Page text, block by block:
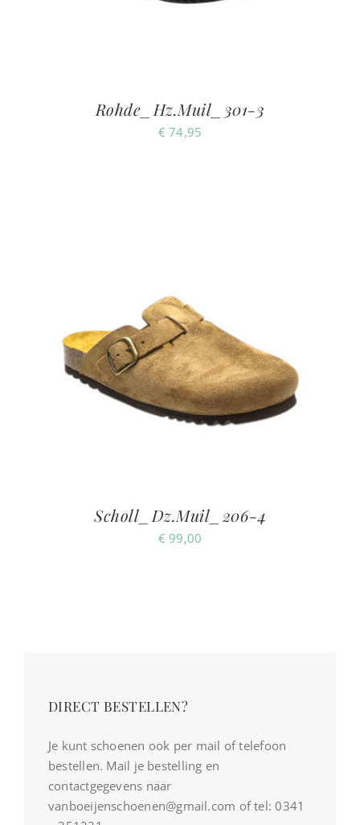
Rohde_Hz.Muil_301-3
€ 74,95
Scholl_Dz.Muil_206-4
€ 99,00
DIRECT BESTELLEN?
Je kunt schoenen ook per mail of telefoon
bestellen. Mail je bestelling en
contactgegevens naar
vanboeijenschoenen@gmail.com of tel: 0341